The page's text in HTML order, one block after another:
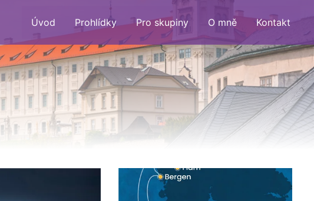
Úvod Prohlídky Pro skupiny O mně Kontakt